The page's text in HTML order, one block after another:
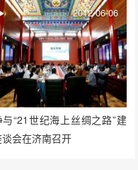
与“21世纪海上丝绸之路”建
会在济南召开
2012-06-06